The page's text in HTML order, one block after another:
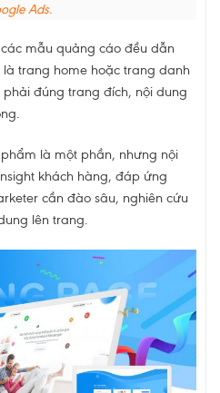
Ads.
mẫu quảng cáo đều dẫn
trang home hoặc trang danh
đúng trang đích, nội dung
là một phần, nhưng nội
khách hàng, đáp ứng
cần đào sâu, nghiên cứu
lên trang.